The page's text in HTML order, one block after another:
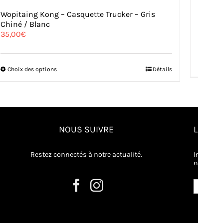
Wopitaing Kong – Casquette Trucker – Gris
Chiné / Blanc
35,00€
Choix des optionsCe
variations.
options
peuvent
choisies
page
Détails
NOUS SUIVRE
Restez connectés à notre actualité.